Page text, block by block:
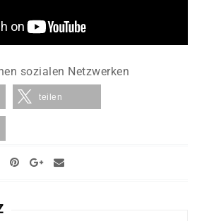
sozialen Netzwerken
teilen